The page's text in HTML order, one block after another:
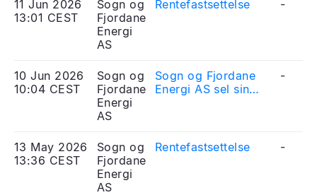
11 Jun 2026
13:01 CEST
Sogn og
Fjordane
Energi
AS
Rentefastsettelse -
10 Jun 2026
10:04 CEST
Sogn og
Fjordane
Energi
AS
Sogn og Fjordane
Energi AS sel sin
-
13 May 2026
13:36 CEST
Sogn og
Fjordane
Energi
AS
Rentefastsettelse -